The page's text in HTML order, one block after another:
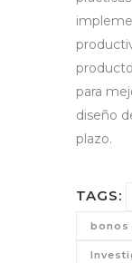
para
diseño
plazo.
TAGS:
bonos